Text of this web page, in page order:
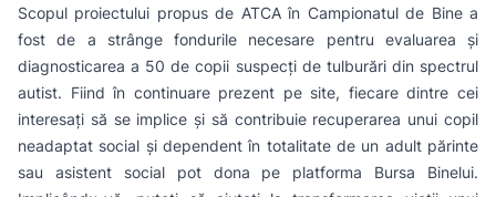
Scopul proiectului propus de ATCA în Campionatul de Bine a
fost de a strânge fondurile necesare pentru evaluarea și
diagnosticarea a 50 de copii suspecți de tulburări din spectrul
autist. Fiind în continuare prezent pe site, fiecare dintre cei
interesați să se implice și să contribuie recuperarea unui copil
neadaptat social și dependent în totalitate de un adult părinte
sau asistent social pot dona pe platforma Bursa Binelui.